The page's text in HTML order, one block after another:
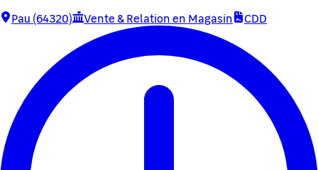
Pau (64320)
Vente & Relation en Magasin CDD